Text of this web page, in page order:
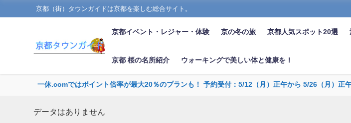
京都（街）タウンガイドは京都を楽しむ総合サイト。
京都イベント・レジャー・体験 京の冬の旅 京都人気スポット20選
京都 桜の名所紹介 ウォーキングで美しい体と健康を！
一休.comではポイント倍率が最大20％のプランも！ 予約受付：5/12（月）正午から 5/26（月）正
データはありません